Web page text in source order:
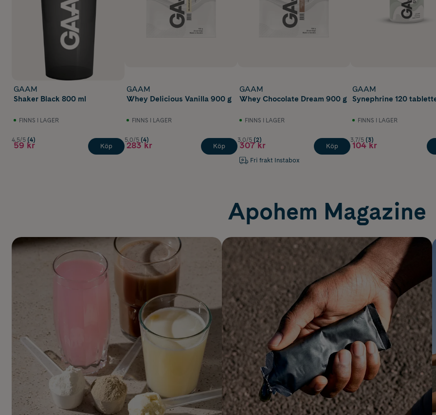
GAAM
Shaker Black 800 ml
FINNS I LAGER
4.5/5 (4)
59 kr Köp
GAAM
Whey Delicious Vanilla 900 g
FINNS I LAGER
5.0/5 (4)
283 kr Köp
GAAM
Whey Chocolate Dream 900 g
FINNS I LAGER
3.0/5 (2)
307 kr
Fri frakt Instabox
Köp
GAAM
Synephrine 120
FINNS I LAGER
3.7/5 (3)
104 kr
Apohem Magazine